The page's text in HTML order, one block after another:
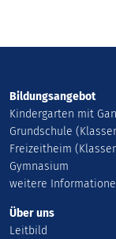
Bildungsangebot
Kindergarten mit
Grundschule
Freizeitheim
Gymnasium
weitere
Über uns
Leitbild